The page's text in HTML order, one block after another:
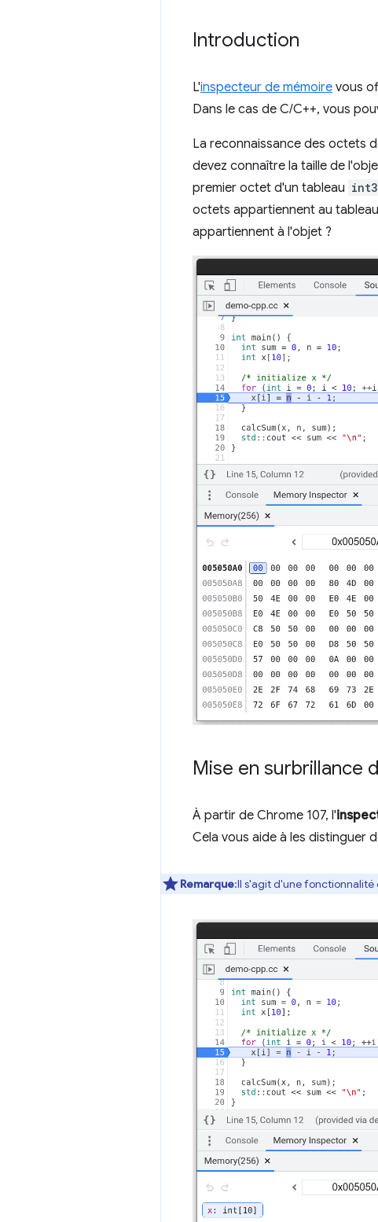
Introduction
L'inspecteur de mémoire vous
Dans le cas de C/C++, vous
La reconnaissance des octets
devez connaître la taille de
premier octet d'un tableau
octets appartiennent au
appartiennent à l'objet ?
Mise en surbrillance
À partir de Chrome 107, l'
Cela vous aide à les distinguer
Remarque:Il s'agit d'une fonctionnalité